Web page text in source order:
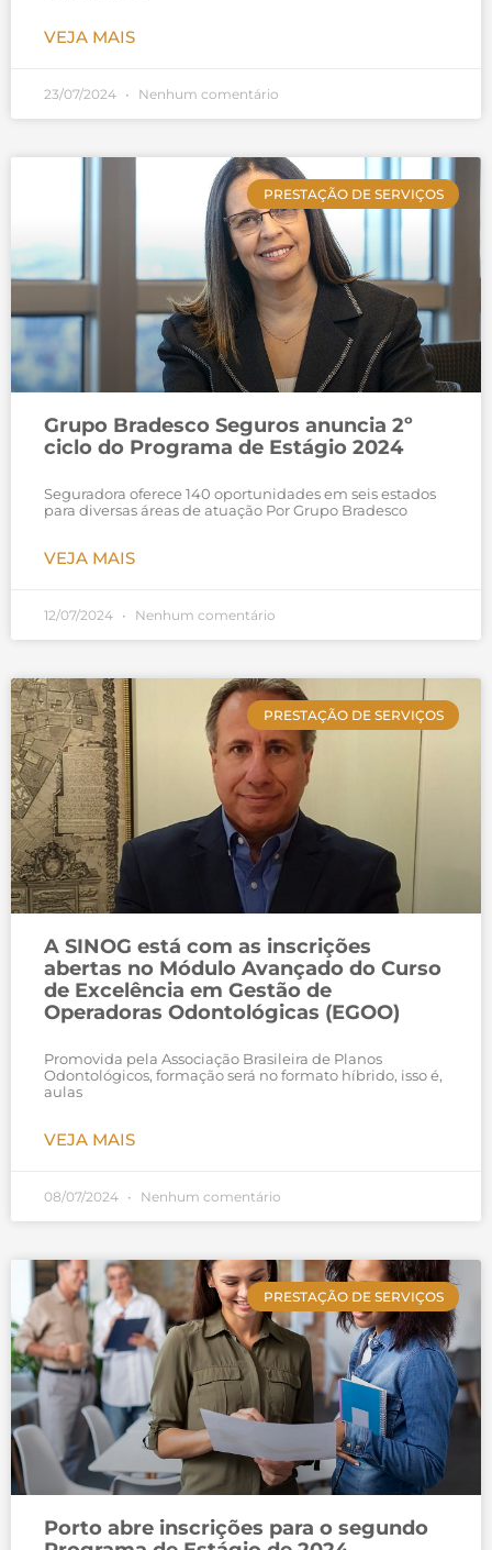
VEJA MAIS
23/07/2024 Nenhum comentário
PRESTAÇÃO DE SERVIÇOS
Grupo Bradesco Seguros anuncia 2º
ciclo do Programa de Estágio 2024
Seguradora oferece 140 oportunidades em seis estados
para diversas áreas de atuação Por Grupo Bradesco
VEJA MAIS
12/07/2024 Nenhum comentário
PRESTAÇÃO DE SERVIÇOS
A SINOG está com as inscrições
abertas no Módulo Avançado do Curso
de Excelência em Gestão de
Operadoras Odontológicas (EGOO)
Promovida pela Associação Brasileira de Planos
Odontológicos, formação será no formato híbrido, isso é,
aulas
VEJA MAIS
08/07/2024 Nenhum comentário
PRESTAÇÃO DE SERVIÇOS
Porto abre inscrições para o segundo